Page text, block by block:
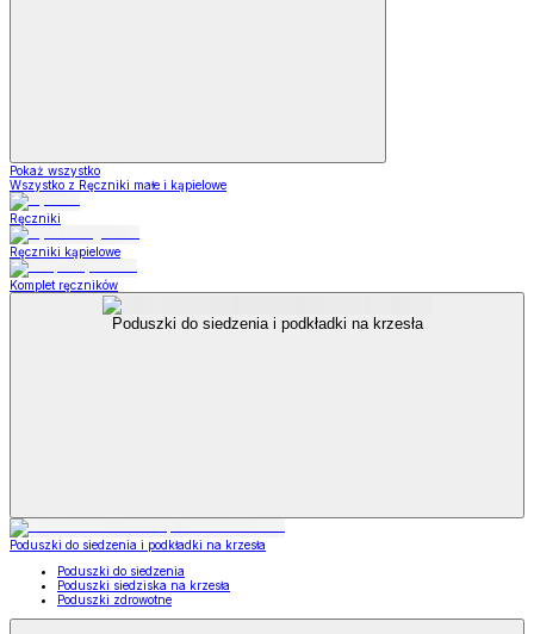
Pokaż wszystko
Wszystko z Ręczniki małe i kąpielowe
Ręczniki
Ręczniki kąpielowe
Komplet ręczników
Poduszki do siedzenia i podkładki na krzesła
Poduszki do siedzenia i podkładki na krzesła
Poduszki do siedzenia
Poduszki siedziska na krzesła
Poduszki zdrowotne